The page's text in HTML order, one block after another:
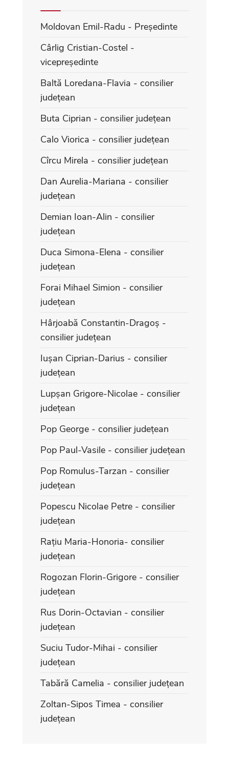
Moldovan Emil-Radu - Președinte
Cârlig Cristian-Costel -
vicepreședinte
Baltă Loredana-Flavia - consilier
județean
Buta Ciprian - consilier județean
Calo Viorica - consilier județean
Cîrcu Mirela - consilier județean
Dan Aurelia-Mariana - consilier
județean
Demian Ioan-Alin - consilier
județean
Duca Simona-Elena - consilier
județean
Forai Mihael Simion - consilier
județean
Hârjoabă Constantin-Dragoș -
consilier județean
Iușan Ciprian-Darius - consilier
județean
Lupșan Grigore-Nicolae - consilier
județean
Pop George - consilier județean
Pop Paul-Vasile - consilier județean
Pop Romulus-Tarzan - consilier
județean
Popescu Nicolae Petre - consilier
județean
Rațiu Maria-Honoria- consilier
județean
Rogozan Florin-Grigore - consilier
județean
Rus Dorin-Octavian - consilier
județean
Suciu Tudor-Mihai - consilier
județean
Tabără Camelia - consilier județean
Zoltan-Sipos Timea - consilier
județean